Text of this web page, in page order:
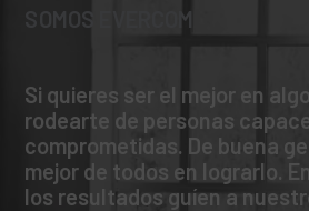
SOMOS EVERCOM
Si quieres ser el mejor en
rodearte de personas
comprometidas. De buena
mejor de todos en lograrlo.
los resultados guíen a